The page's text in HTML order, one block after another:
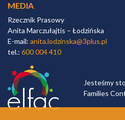
MEDIA
Rzecznik Prasowy
Anita Marczułajtis – Łodzińska
E-mail: anita.lodzinska@3plus.pl
tel.: 600 004 410
Jesteśmy
Families